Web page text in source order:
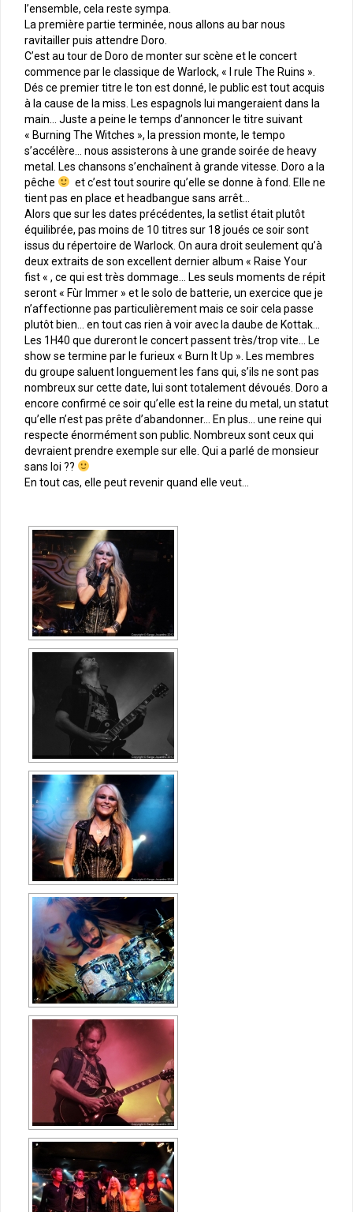
l’ensemble, cela reste sympa.
La première partie terminée, nous allons au bar nous
ravitailler puis attendre Doro.
C’est au tour de Doro de monter sur scène et le concert
commence par le classique de Warlock, « I rule The Ruins ».
Dés ce premier titre le ton est donné, le public est tout acquis
à la cause de la miss. Les espagnols lui mangeraient dans la
main… Juste a peine le temps d’annoncer le titre suivant
« Burning The Witches », la pression monte, le tempo
s’accélère… nous assisterons à une grande soirée de heavy
metal. Les chansons s’enchaînent à grande vitesse. Doro a la
pêche
et c’est tout sourire qu’elle se donne à fond. Elle ne
tient pas en place et headbangue sans arrêt…
Alors que sur les dates précédentes, la setlist était plutôt
équilibrée, pas moins de 10 titres sur 18 joués ce soir sont
issus du répertoire de Warlock. On aura droit seulement qu’à
deux extraits de son excellent dernier album « Raise Your
fist « , ce qui est très dommage… Les seuls moments de répit
seront « Fùr Immer » et le solo de batterie, un exercice que je
n’affectionne pas particulièrement mais ce soir cela passe
plutôt bien… en tout cas rien à voir avec la daube de Kottak…
Les 1H40 que dureront le concert passent très/trop vite… Le
show se termine par le furieux « Burn It Up ». Les membres
du groupe saluent longuement les fans qui, s’ils ne sont pas
nombreux sur cette date, lui sont totalement dévoués. Doro a
encore confirmé ce soir qu’elle est la reine du metal, un statut
qu’elle n’est pas prête d’abandonner… En plus… une reine qui
respecte énormément son public. Nombreux sont ceux qui
devraient prendre exemple sur elle. Qui a parlé de monsieur
sans loi ??
En tout cas, elle peut revenir quand elle veut…